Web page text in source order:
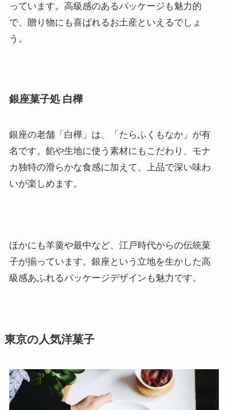
っています。高級感のあるパッケージも魅力的
で、贈り物にも喜ばれるお土産といえるでしょ
う。
銀座菓子処 白樺
銀座の老舗「白樺」は、「たらふくもなか」が有
名です。餡や生地に使う素材にもこだわり、モナ
カ独特の滑らかな食感に加えて、上品で深い味わ
いが楽しめます。
ほかにも羊羹や最中など、江戸時代からの伝統菓
子が揃っています。銀座という立地を生かした高
級感あふれるパッケージデザインも魅力です。
東京の人気洋菓子